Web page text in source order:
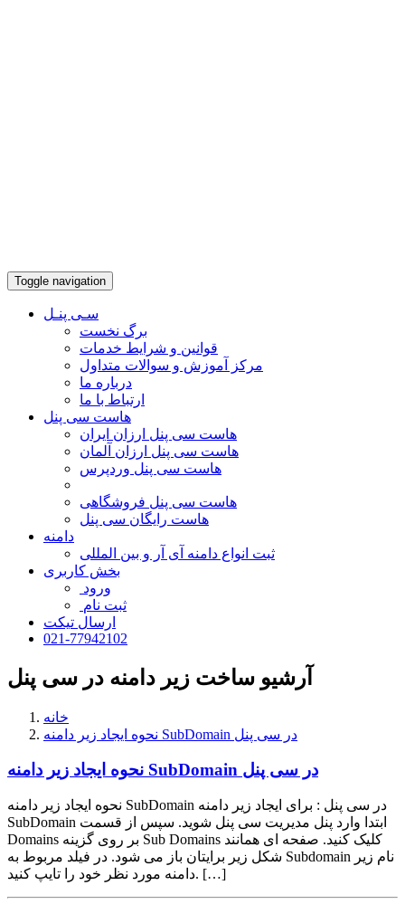
Toggle navigation
سـی پنـل
برگ نخست
قوانین و شرایط خدمات
مرکز آموزش و سوالات متداول
درباره ما
ارتباط با ما
هاست سی پنل
هاست سی پنل ارزان ایران
هاست سی پنل ارزان آلمان
هاست سی پنل وردپرس
هاست سی پنل فروشگاهی
هاست رایگان سی پنل
دامنه
ثبت انواع دامنه آی آر و بین المللی
بخش کاربری
ورود
ثبت نام
ارسال تیکت
021-77942102
آرشیو ساخت زیر دامنه در سی پنل
خانه
نحوه ایجاد زیر دامنه SubDomain در سی پنل
نحوه ایجاد زیر دامنه SubDomain در سی پنل
نحوه ایجاد زیر دامنه SubDomain در سی پنل : برای ایجاد زیر دامنه
SubDomain ابتدا وارد پنل مدیریت سی پنل شوید. سپس از قسمت
Domains بر روی گزینه Sub Domains کلیک کنید. صفحه ای همانند
شکل زیر برایتان باز می شود. در فیلد مربوط به Subdomain نام زیر
دامنه مورد نظر خود را تایپ کنید. […]